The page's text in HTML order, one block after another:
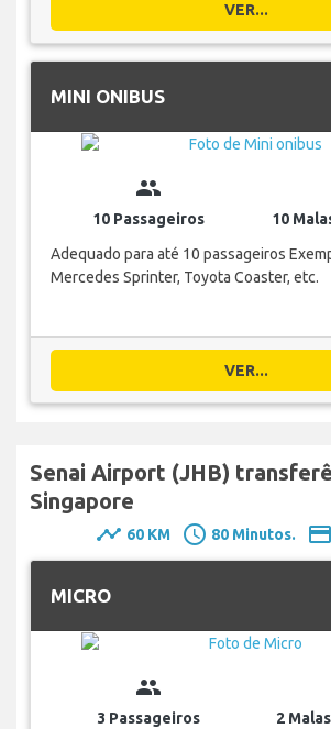
VER...
MINI ONIBUS
group
10 Passageiros
10
Adequado para até 10 passageiros
Mercedes Sprinter, Toyota Coaster, etc.
VER...
Senai Airport (JHB)
Singapore
timeline 60 KM schedule 80 Minutos. payment
MICRO
group
3 Passageiros
2